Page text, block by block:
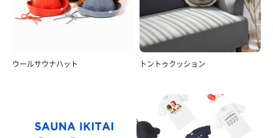
ウールサウナハット トントゥクッション